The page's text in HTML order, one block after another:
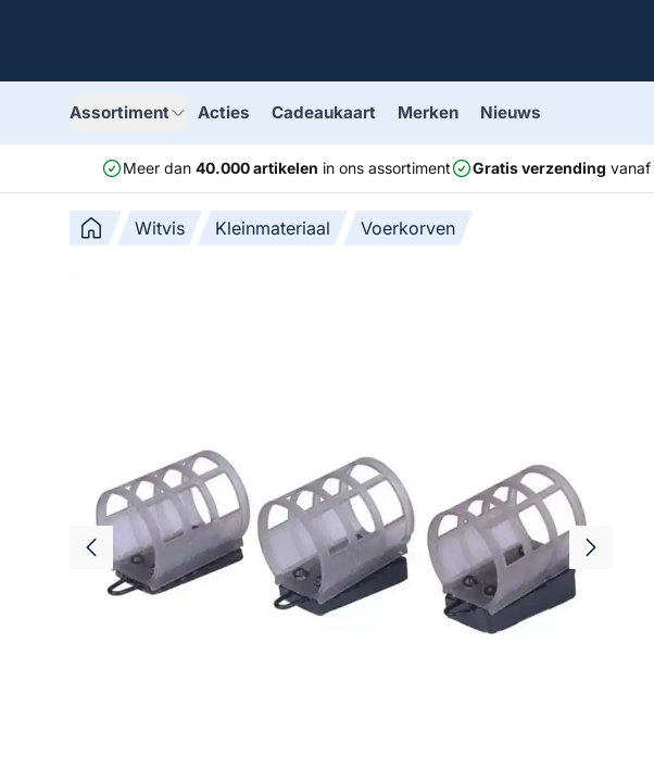
Assortiment Acties Cadeaukaart Merken Nieuws
Meer dan 40.000 artikelen in ons assortiment Gratis verzending vanaf
Witvis Kleinmateriaal Voerkorven